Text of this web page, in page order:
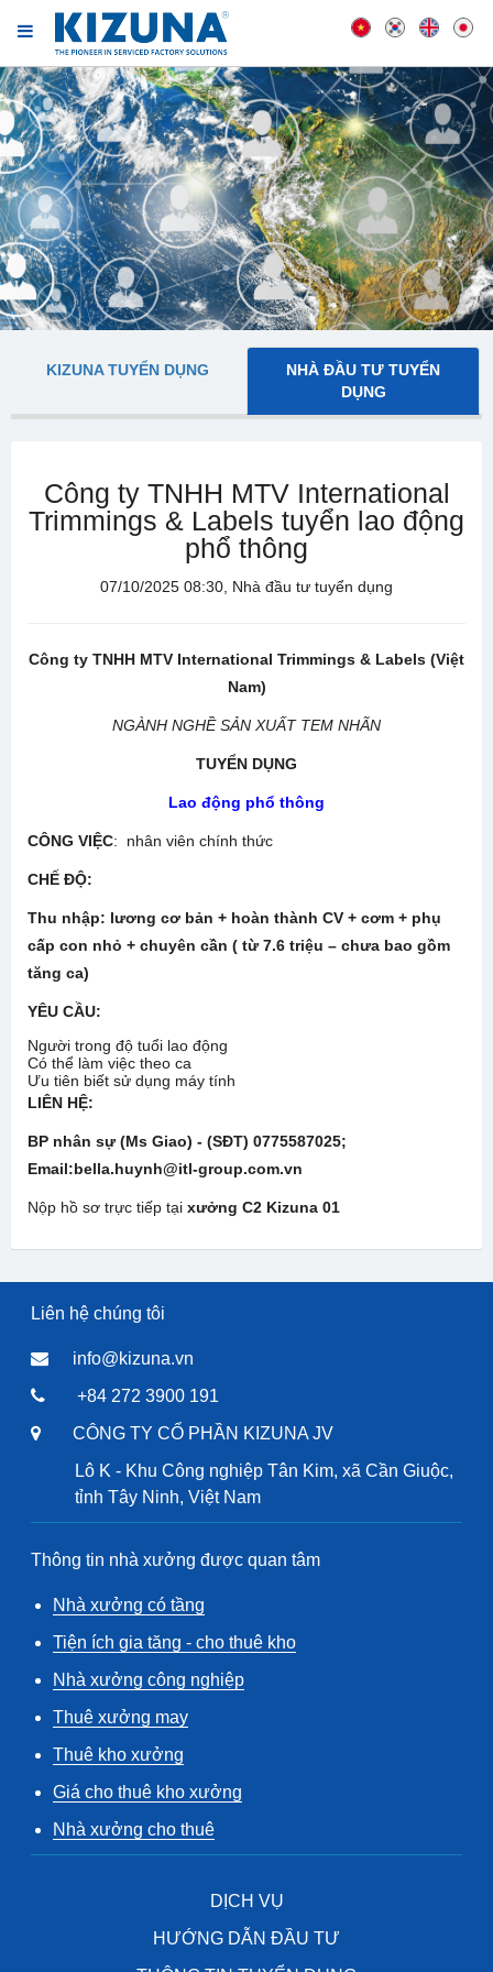
KIZUNA TUYỂN DỤNG
NHÀ ĐẦU TƯ TUYỂN
DỤNG
Công ty TNHH MTV International
Trimmings & Labels tuyển lao động
phổ thông
07/10/2025 08:30, Nhà đầu tư tuyển dụng
Công ty TNHH MTV International Trimmings & Labels (Việt
Nam)
NGÀNH NGHỀ SẢN XUẤT TEM NHÃN
TUYỂN DỤNG
Lao động phổ thông
CÔNG VIỆC: nhân viên chính thức
CHẾ ĐỘ:
Thu nhập: lương cơ bản + hoàn thành CV + cơm + phụ
cấp con nhỏ + chuyên cần ( từ 7.6 triệu – chưa bao gồm
tăng ca)
YÊU CẦU:
Người trong độ tuổi lao động
Có thể làm việc theo ca
Ưu tiên biết sử dụng máy tính
LIÊN HỆ:
BP nhân sự (Ms Giao) - (SĐT) 0775587025;
Email:bella.huynh@itl-group.com.vn
Nộp hồ sơ trực tiếp tại xưởng C2 Kizuna 01
Liên hệ chúng tôi
info@kizuna.vn
+84 272 3900 191
CÔNG TY CỔ PHẦN KIZUNA JV
Lô K - Khu Công nghiệp Tân Kim, xã Cần Giuộc,
tỉnh Tây Ninh, Việt Nam
Thông tin nhà xưởng được quan tâm
Nhà xưởng có tầng
Tiện ích gia tăng - cho thuê kho
Nhà xưởng công nghiệp
Thuê xưởng may
Thuê kho xưởng
Giá cho thuê kho xưởng
Nhà xưởng cho thuê
DỊCH VỤ
HƯỚNG DẪN ĐẦU TƯ